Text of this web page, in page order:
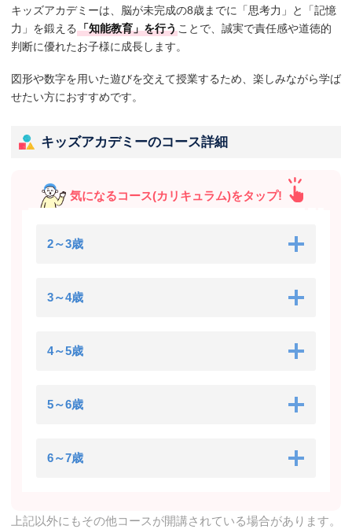
キッズアカデミーは、脳が未完成の8歳までに「思考力」と「記憶
力」を鍛える「知能教育」を行うことで、誠実で責任感や道徳的
判断に優れたお子様に成長します。
図形や数字を用いた遊びを交えて授業するため、楽しみながら学ば
せたい方におすすめです。
キッズアカデミーのコース詳細
気になるコース(カリキュラム)をタップ!
2～3歳
3～4歳
4～5歳
5～6歳
6～7歳
上記以外にもその他コースが開講されている場合があります。